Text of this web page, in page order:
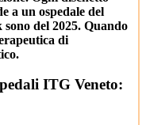
a un ospedale del
del 2025. Quando
di
ITG Veneto: